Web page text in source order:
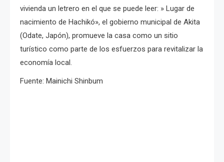
vivienda un letrero en el que se puede leer: » Lugar de
nacimiento de Hachikó», el gobierno municipal de Akita
(Odate, Japón), promueve la casa como un sitio
turístico como parte de los esfuerzos para revitalizar la
economía local.
Fuente: Mainichi Shinbum